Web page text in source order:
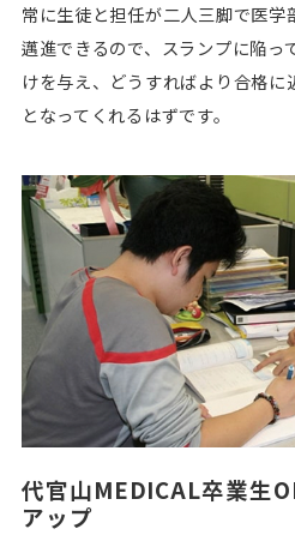
常に生徒と担任が二人三脚で医
邁進できるので、スランプに陥っ
けを与え、どうすればより合格
となってくれるはずです。
代官山MEDICAL卒業生
アップ